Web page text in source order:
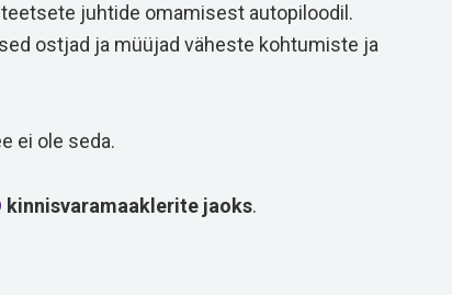
juhtide omamisest autopiloodil.
ostjad ja müüjad väheste kohtumiste ja
ei ole seda.
kinnisvaramaaklerite jaoks.